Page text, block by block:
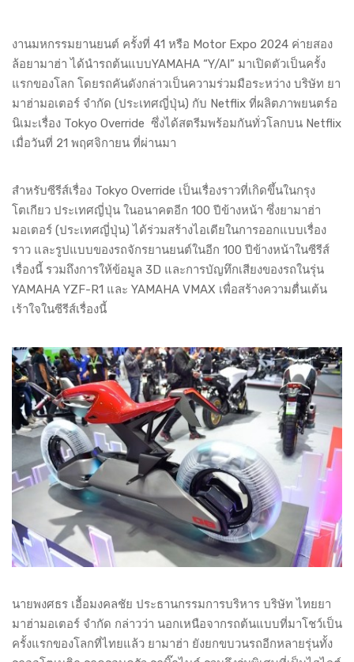
งานมหกรรมยานยนต์ ครั้งที่ 41 หรือ Motor Expo 2024 ค่ายสอง
ล้อยามาฮ่า ได้นำรถต้นแบบYAMAHA “Y/AI” มาเปิดตัวเป็นครั้ง
แรกของโลก โดยรถคันดังกล่าวเป็นความร่วมมือระหว่าง บริษัท ยา
มาฮ่ามอเตอร์ จำกัด (ประเทศญี่ปุ่น) กับ Netflix ที่ผลิตภาพยนตร์อ
นิเมะเรื่อง Tokyo Override ซึ่งได้สตรีมพร้อมกันทั่วโลกบน Netflix
เมื่อวันที่ 21 พฤศจิกายน ที่ผ่านมา
สำหรับซีรีส์เรื่อง Tokyo Override เป็นเรื่องราวที่เกิดขึ้นในกรุง
โตเกียว ประเทศญี่ปุ่น ในอนาคตอีก 100 ปีข้างหน้า ซึ่งยามาฮ่า
มอเตอร์ (ประเทศญี่ปุ่น) ได้ร่วมสร้างไอเดียในการออกแบบเรื่อง
ราว และรูปแบบของรถจักรยานยนต์ในอีก 100 ปีข้างหน้าในซีรีส์
เรื่องนี้ รวมถึงการให้ข้อมูล 3D และการบัญทึกเสียงของรถในรุ่น
YAMAHA YZF-R1 และ YAMAHA VMAX เพื่อสร้างความตื่นเต้น
เร้าใจในซีรีส์เรื่องนี้
นายพงศธร เอื้อมงคลชัย ประธานกรรมการบริหาร บริษัท ไทยยา
มาฮ่ามอเตอร์ จำกัด กล่าวว่า นอกเหนือจากรถต้นแบบที่มาโชว์เป็น
ครั้งแรกของโลกที่ไทยแล้ว ยามาฮ่า ยังยกขบวนรถอีกหลายรุ่นทั้ง